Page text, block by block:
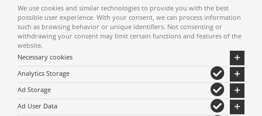
πιο αποτελεσματική τη διαχείριση του
επισκέπτη προσδίδοντας και στον ίδιο μια
υπεραξία βελτιώνοντας σημαντικά τον
δείκτη ποιότητας / τιμής.
We use cookies and similar technologies to provide you with the best
possible user experience. With your consent, we can process information
such as browsing behavior or unique identifiers. Not consenting or
withdrawing your consent may limit certain functions and features of the
website.
Necessary cookies
Analytics Storage
Ad Storage
Ad User Data